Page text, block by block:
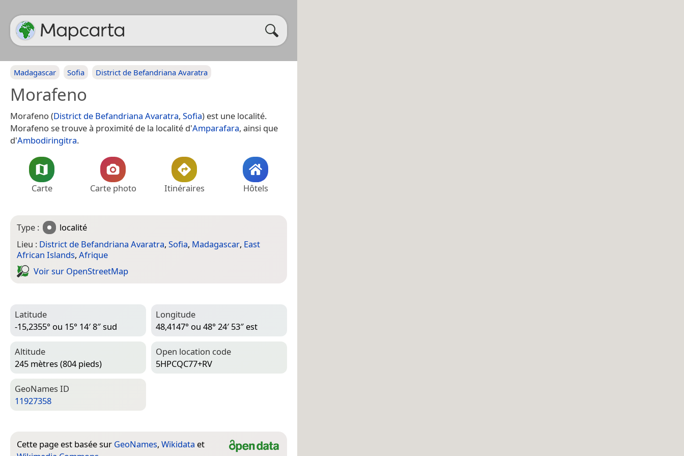
Madagascar Sofia District de Befandriana Avaratra
Morafeno
Morafeno (District de Befandriana Avaratra, Sofia) est une localité.
Morafeno se trouve à proximité de la localité d'Amparafara, ainsi que
d'Ambodiringitra.
Carte Carte photo Itinéraires Hôtels
Type :
localité
Lieu : District de Befandriana Avaratra, Sofia, Madagascar, East
African Islands, Afrique
Voir sur Open­Street­Map
Latitude
-15,2355° ou 15° 14′ 8″ sud
Longitude
48,4147° ou 48° 24′ 53″ est
Altitude
245 mètres (804 pieds)
Open location code
5HPCQC77+RV
Geo­Names ID
11927358
Cette page est basée sur GeoNames, Wikidata et